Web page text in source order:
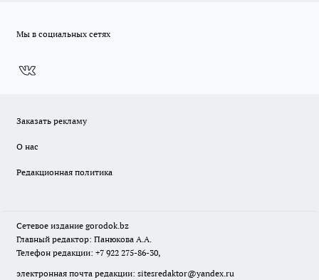
Мы в социальных сетях
Заказать рекламу
О нас
Редакционная политика
Сетевое издание gorodok.bz
Главный редактор: Панюкова А.А.
Телефон редакции: +7 922 275-86-30,
электронная почта редакции: sitesredaktor@yandex.ru